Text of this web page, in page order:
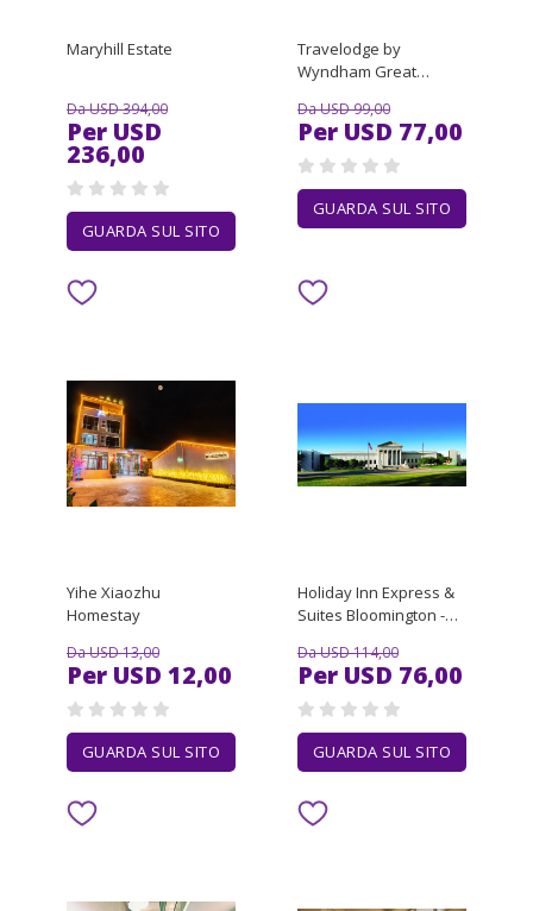
Maryhill Estate
Da USD 394,00
Per USD
236,00
GUARDA SUL SITO
Travelodge by
Wyndham Great
Da USD 99,00
Per USD 77,00
GUARDA SUL SITO
Yihe Xiaozhu
Homestay
Da USD 13,00
Per USD 12,00
GUARDA SUL SITO
Holiday Inn Express &
Suites Bloomington -
Da USD 114,00
Per USD 76,00
GUARDA SUL SITO